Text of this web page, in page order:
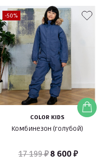
-50%
COLOR KIDS
Комбинезон (голубой)
17 199 ₽ 8 600 ₽